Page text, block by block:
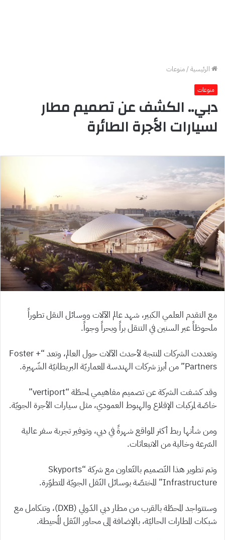
الرئيسية/منوعات
منوعات
دبي.. الكشف عن تصميم مطار
لسيارات الأجرة الطائرة
مع التقدم العلمي الكبير، شهد عالم الآلات ووسائل النقل تطوراً
ملحوظاً عبر السنين في التنقل براً وبحراً وجواً.
وتعددت الشركات المنتجة لأحدث الآلات حول العالم، وتعد “Foster +
Partners” من أبرز شركات الهندسة المعماريّة البريطانيّة الشّهيرة.
وقد كشفت الشركة عن تصميم مفاهيمي لمحطّة “vertiport”
خاصّة لمركبات الإقلاع والهبوط العمودي، مثل سيارات الأجرة الجويّة.
ومن شأنها ربط أكثر المواقع شهرةً في دبي، وتوفير تجربة سفر عالية
السّرعة وخالية من الانبعاثات.
وتم تطوير هذا التّصميم بالتّعاون مع شركة “Skyports
Infrastructure” المختصّة بوسائل النّقل الجويّة المتطوّرة.
وستتواجد المحطّة بالقرب من مطار دبي الدّولي (DXB)، وتتكامل مع
شبكات المطارات الحاليّة، بالإضافة إلى محاور النّقل المُحيطة.